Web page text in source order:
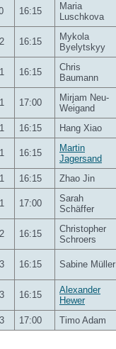
16:15
Maria
Luschkova
16:15
Mykola
Byelytskyy
16:15
Chris
Baumann
17:00
Mirjam Neu-
Weigand
16:15 Hang Xiao
16:15
Martin
Jagersand
16:15 Zhao Jin
17:00
Sarah
Schäffer
16:15
Christopher
Schroers
16:15 Sabine Müller
16:15
Alexander
Hewer
17:00 Timo Adam